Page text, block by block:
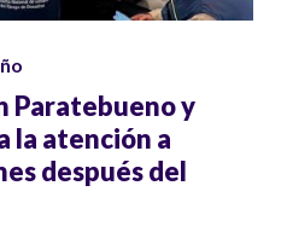
Paratebueno y
la atención a
después del